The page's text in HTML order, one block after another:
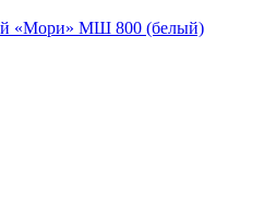
«Мори» МШ 800 (белый)